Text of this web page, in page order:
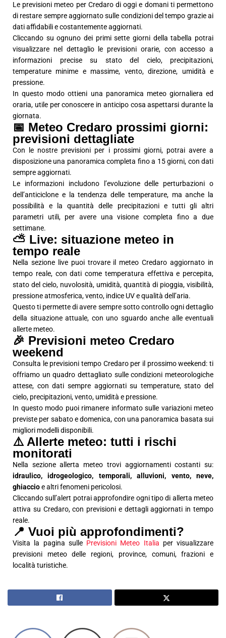
Le previsioni meteo per Credaro di oggi e domani ti permettono
di restare sempre aggiornato sulle condizioni del tempo grazie ai
dati affidabili e costantemente aggiornati.
Cliccando su ognuno dei primi sette giorni della tabella potrai
visualizzare nel dettaglio le previsioni orarie, con accesso a
informazioni precise su stato del cielo, precipitazioni,
temperature minime e massime, vento, direzione, umidità e
pressione.
In questo modo ottieni una panoramica meteo giornaliera ed
oraria, utile per conoscere in anticipo cosa aspettarsi durante la
giornata.
📅 Meteo Credaro prossimi giorni:
previsioni dettagliate
Con le nostre previsioni per i prossimi giorni, potrai avere a
disposizione una panoramica completa fino a 15 giorni, con dati
sempre aggiornati.
Le informazioni includono l’evoluzione delle perturbazioni o
dell’anticiclone e la tendenza delle temperature, ma anche la
possibilità e la quantità delle precipitazioni e tutti gli altri
parametri utili, per avere una visione completa fino a due
settimane.
⛅ Live: situazione meteo in
tempo reale
Nella sezione live puoi trovare il meteo Credaro aggiornato in
tempo reale, con dati come temperatura effettiva e percepita,
stato del cielo, nuvolosità, umidità, quantità di pioggia, visibilità,
pressione atmosferica, vento, indice UV e qualità dell’aria.
Questo ti permette di avere sempre sotto controllo ogni dettaglio
della situazione attuale, con uno sguardo anche alle eventuali
allerte meteo.
🎉 Previsioni meteo Credaro
weekend
Consulta le previsioni tempo Credaro per il prossimo weekend: ti
offriamo un quadro dettagliato sulle condizioni meteorologiche
attese, con dati sempre aggiornati su temperature, stato del
cielo, precipitazioni, vento, umidità e pressione.
In questo modo puoi rimanere informato sulle variazioni meteo
previste per sabato e domenica, con una panoramica basata sui
migliori modelli disponibili.
⚠️ Allerte meteo: tutti i rischi
monitorati
Nella sezione allerta meteo trovi aggiornamenti costanti su:
idraulico, idrogeologico, temporali, alluvioni, vento, neve,
ghiaccioe altri fenomeni pericolosi.
Cliccando sull’alert potrai approfondire ogni tipo di allerta meteo
attiva su Credaro, con previsioni e dettagli aggiornati in tempo
reale.
📍 Vuoi più approfondimenti?
Visita la pagina sulle Previsioni Meteo Italia per visualizzare
previsioni meteo delle regioni, province, comuni, frazioni e
località turistiche.